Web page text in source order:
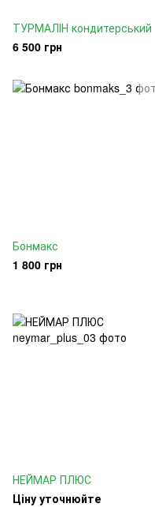
ТУРМАЛІН кондитерський
6 500 грн
Бонмакс
1 800 грн
НЕЙМАР ПЛЮС
Ціну уточнюйте